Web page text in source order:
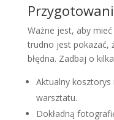
Ważne jest, aby
trudno jest pokazać,
błędna. Zadbaj o
Aktualny kosztorys
warsztatu.
Dokładną